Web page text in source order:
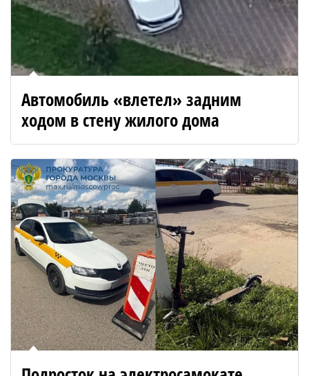
Автомобиль «влетел» задним
ходом в стену жилого дома